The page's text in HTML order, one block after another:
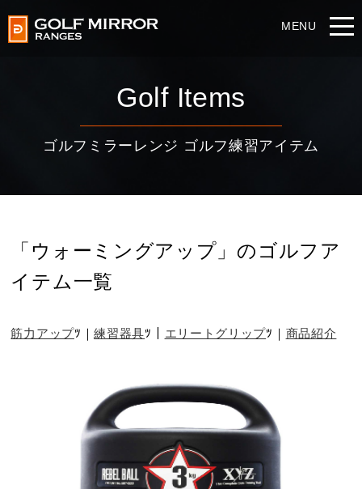
Golf Items
ゴルフミラーレンジ ゴルフ練習アイテム
「ウォーミングアップ」のゴルフア
イテム一覧
筋力アップ 練習器具 エリートグリップ 商品紹介